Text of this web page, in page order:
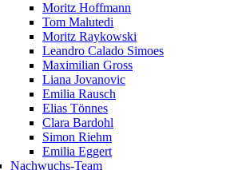
Moritz Hoffmann
Tom Malutedi
Moritz Raykowski
Leandro Calado Simoes
Maximilian Gross
Liana Jovanovic
Emilia Rausch
Elias Tönnes
Clara Bardohl
Simon Riehm
Emilia Eggert
Nachwuchs-Team